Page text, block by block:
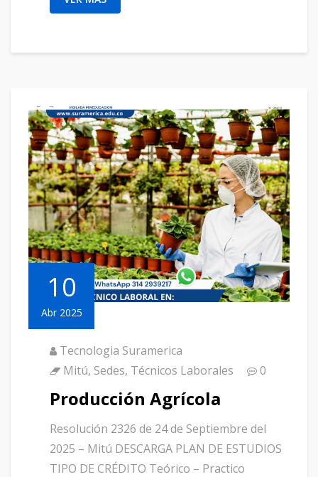
10
Abr 2025
Tecnologia Suramerica
Mitú, Sedes, Técnicos Laborales 0
Producción Agrícola
Resolución 2326 de 24 de Septiembre del
2025 – Mitú DESCARGA PLAN DE ESTUDIOS
TIPO DE CRÉDITO Teórico – Practico